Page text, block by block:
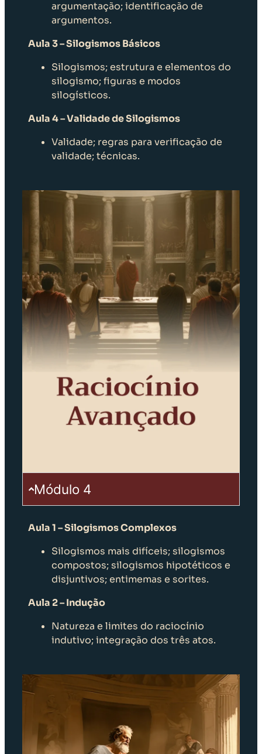
argumentação; identificação de
argumentos.
Aula 3 – Silogismos Básicos
Silogismos; estrutura e elementos do
silogismo; figuras e modos
silogísticos.
Aula 4 – Validade de Silogismos
Validade; regras para verificação de
validade; técnicas.
Módulo 4
Aula 1 – Silogismos Complexos
Silogismos mais difíceis; silogismos
compostos; silogismos hipotéticos e
disjuntivos; entimemas e sorites.
Aula 2 – Indução
Natureza e limites do raciocínio
indutivo; integração dos três atos.